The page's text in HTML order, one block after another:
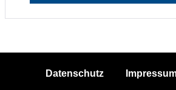
Datenschutz